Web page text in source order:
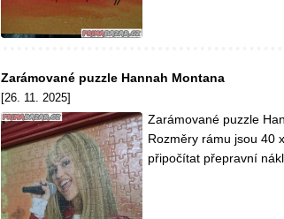
Zarámované puzzle Hannah Montana
[26. 11. 2025]
Zarámované puzzle
Rozměry rámu jsou 40
připočítat přepravní